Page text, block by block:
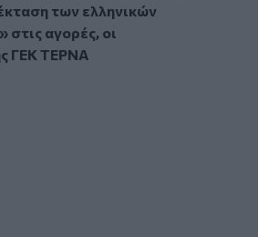
των ελληνικών
αγορές, οι
ΓΕΚ ΤΕΡΝΑ